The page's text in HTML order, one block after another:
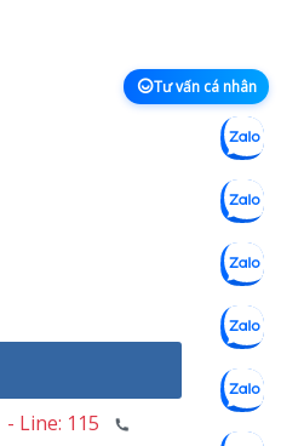
- Line: 115
Tư vấn cá nhân